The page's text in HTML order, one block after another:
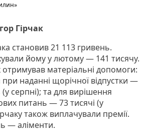
Гірчак
становив 21 113 гривень.
йому у лютому — 141 тисячу.
отримував матеріальні допомоги:
наданні щорічної відпустки —
серпні); та для вирішення
питань — 73 тисячі (у
також виплачували премії.
— аліменти.